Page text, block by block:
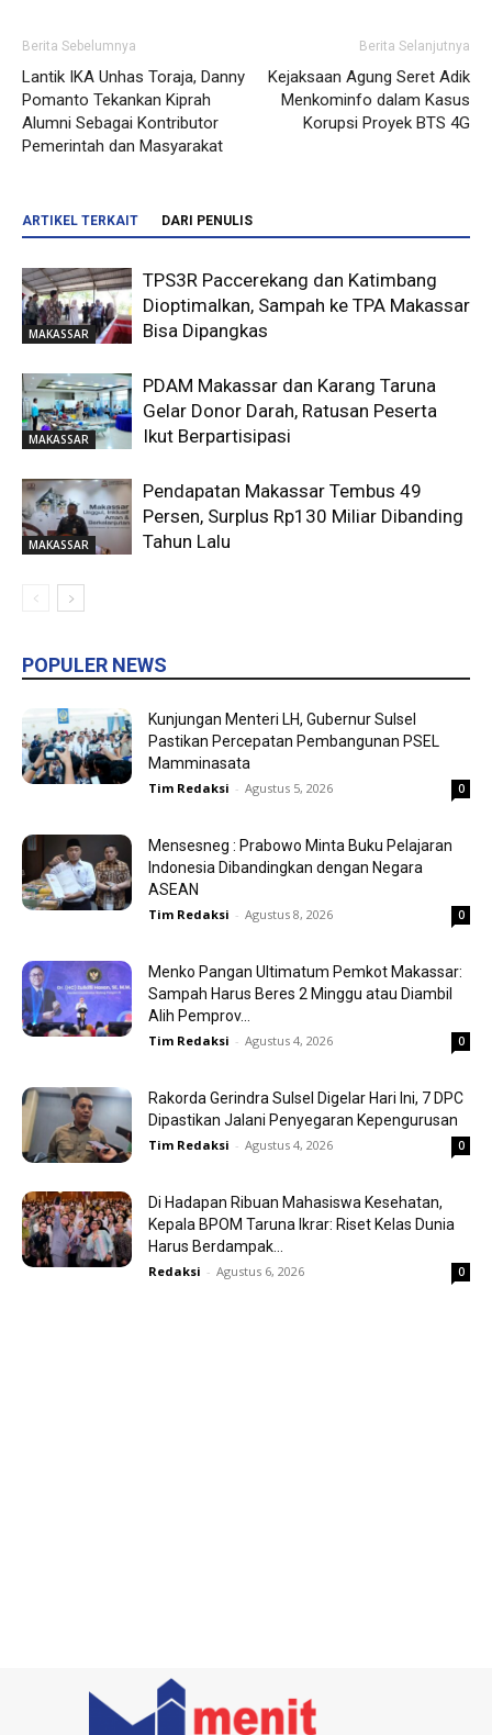
Berita Sebelumnya
Lantik IKA Unhas Toraja, Danny
Pomanto Tekankan Kiprah
Alumni Sebagai Kontributor
Pemerintah dan Masyarakat
Berita Selanjutnya
Kejaksaan Agung Seret Adik
Menkominfo dalam Kasus
Korupsi Proyek BTS 4G
ARTIKEL TERKAIT DARI PENULIS
MAKASSAR
TPS3R Paccerekang dan Katimbang
Dioptimalkan, Sampah ke TPA Makassar
Bisa Dipangkas
MAKASSAR
PDAM Makassar dan Karang Taruna
Gelar Donor Darah, Ratusan Peserta
Ikut Berpartisipasi
MAKASSAR
Pendapatan Makassar Tembus 49
Persen, Surplus Rp130 Miliar Dibanding
Tahun Lalu
POPULER NEWS
Kunjungan Menteri LH, Gubernur Sulsel
Pastikan Percepatan Pembangunan PSEL
Mamminasata
Tim Redaksi - Agustus 5, 2026 0
Mensesneg : Prabowo Minta Buku Pelajaran
Indonesia Dibandingkan dengan Negara
ASEAN
Tim Redaksi - Agustus 8, 2026 0
Menko Pangan Ultimatum Pemkot Makassar:
Sampah Harus Beres 2 Minggu atau Diambil
Alih Pemprov...
Tim Redaksi - Agustus 4, 2026 0
Rakorda Gerindra Sulsel Digelar Hari Ini, 7 DPC
Dipastikan Jalani Penyegaran Kepengurusan
Tim Redaksi - Agustus 4, 2026 0
Di Hadapan Ribuan Mahasiswa Kesehatan,
Kepala BPOM Taruna Ikrar: Riset Kelas Dunia
Harus Berdampak...
Redaksi - Agustus 6, 2026 0